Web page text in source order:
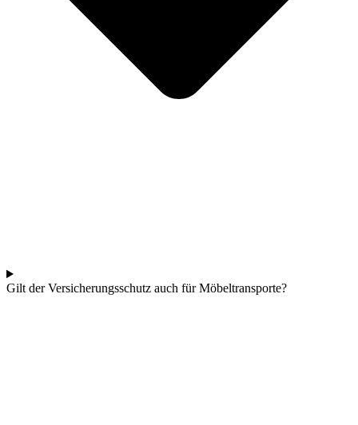
Gilt der Versicherungsschutz auch für Möbeltransporte?